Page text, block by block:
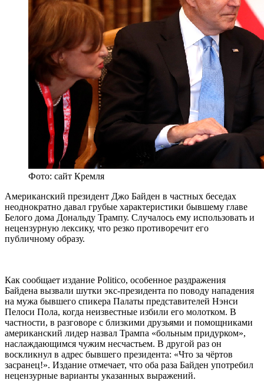
Фото: сайт Кремля
Американский президент Джо Байден в частных беседах
неоднократно давал грубые характеристики бывшему главе
Белого дома Дональду Трампу. Случалось ему использовать и
нецензурную лексику, что резко противоречит его
публичному образу.
Как сообщает издание Politico, особенное раздражения
Байдена вызвали шутки экс-президента по поводу нападения
на мужа бывшего спикера Палаты представителей Нэнси
Пелоси Пола, когда неизвестные избили его молотком. В
частности, в разговоре с близкими друзьями и помощниками
американский лидер назвал Трампа «больным придурком»,
наслаждающимся чужим несчастьем. В другой раз он
воскликнул в адрес бывшего президента: «Что за чёртов
засранец!». Издание отмечает, что оба раза Байден употребил
нецензурные варианты указанных выражений.